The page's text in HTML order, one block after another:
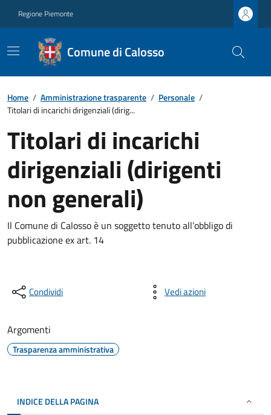
Regione Piemonte
Comune di Calosso
Home / Amministrazione trasparente / Personale /
Titolari di incarichi dirigenziali (dirig...
Titolari di incarichi
dirigenziali (dirigenti
non generali)
Il Comune di Calosso è un soggetto tenuto all’obbligo di
pubblicazione ex art. 14
Condividi Vedi azioni
Argomenti
Trasparenza amministrativa
INDICE DELLA PAGINA